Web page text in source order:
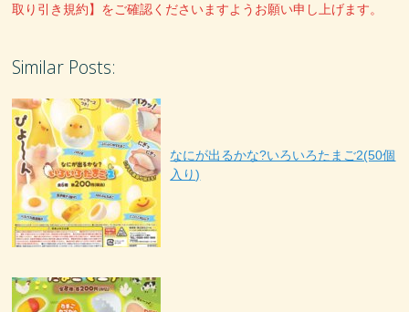
取り引き規約】をご確認くださいますようお願い申し上げます。
Similar Posts:
なにが出るかな?いろいろたまご2(50個
入り)